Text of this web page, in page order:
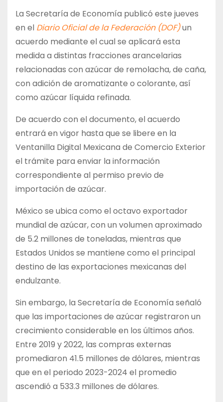
La Secretaría de Economía publicó este jueves
en el Diario Oficial de la Federación (DOF)un
acuerdo mediante el cual se aplicará esta
medida a distintas fracciones arancelarias
relacionadas con azúcar de remolacha, de caña,
con adición de aromatizante o colorante, así
como azúcar líquida refinada.
De acuerdo con el documento, el acuerdo
entrará en vigor hasta que se libere en la
Ventanilla Digital Mexicana de Comercio Exterior
el trámite para enviar la información
correspondiente al permiso previo de
importación de azúcar.
México se ubica como el octavo exportador
mundial de azúcar, con un volumen aproximado
de 5.2 millones de toneladas, mientras que
Estados Unidos se mantiene como el principal
destino de las exportaciones mexicanas del
endulzante.
Sin embargo, la Secretaría de Economía señaló
que las importaciones de azúcar registraron un
crecimiento considerable en los últimos años.
Entre 2019 y 2022, las compras externas
promediaron 41.5 millones de dólares, mientras
que en el periodo 2023-2024 el promedio
ascendió a 533.3 millones de dólares.